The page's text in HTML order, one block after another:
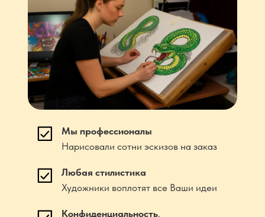
Любая стилистика
Художники воплотят все Ваши идеи
Конфиденциальность.
Мы профессионалы
Нарисовали сотни эскизов на заказ